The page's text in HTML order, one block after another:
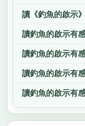
讀《釣魚的啟示
讀釣魚的啟示有
讀釣魚的啟示有
讀釣魚的啟示有
讀釣魚的啟示有